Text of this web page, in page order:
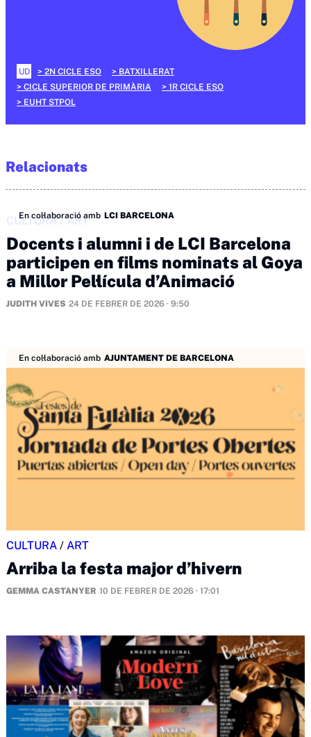
UD 2N CICLE ESO
BATXILLERAT
CICLE SUPERIOR DE PRIMÀRIA
1R CICLE ESO
EUHT STPOL
Relacionats
En col·laboració amb LCI BARCELONA
CULTURA/ART
Docents i alumni i de LCI Barcelona
participen en films nominats al Goya
a Millor Pel·lícula d’Animació
JUDITH VIVES 24 DE FEBRER DE 2026 · 9:50
En col·laboració amb AJUNTAMENT DE BARCELONA
CULTURA / ART
Arriba la festa major d’hivern
GEMMA CASTANYER 10 DE FEBRER DE 2026 · 17:01